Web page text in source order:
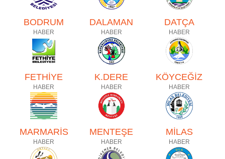
BODRUM
HABER
DALAMAN
HABER
DATÇA
HABER
FETHİYE
HABER
K.DERE
HABER
KÖYCEĞİZ
HABER
MARMARİS
HABER
MENTEŞE
HABER
MİLAS
HABER